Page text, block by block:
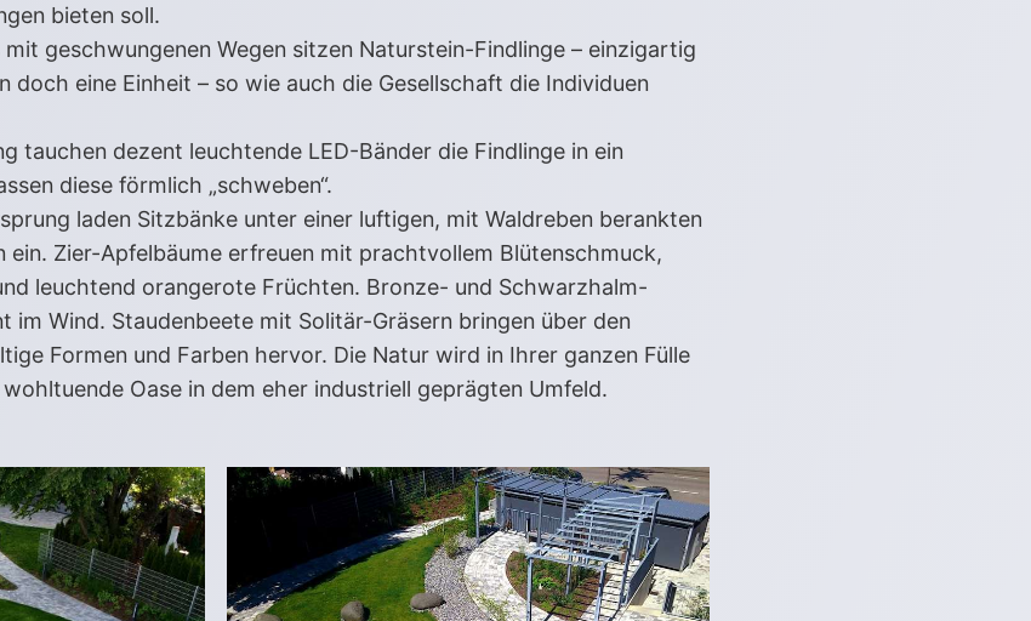
bieten soll.
geschwungenen Wegen sitzen Naturstein-Findlinge – einzigartig
doch eine Einheit – so wie auch die Gesellschaft die Individuen
tauchen dezent leuchtende LED-Bänder die Findlinge in ein
diese förmlich „schweben“.
laden Sitzbänke unter einer luftigen, mit Waldreben berankten
ein. Zier-Apfelbäume erfreuen mit prachtvollem Blütenschmuck,
leuchtend orangerote Früchten. Bronze- und Schwarzhalm-
im Wind. Staudenbeete mit Solitär-Gräsern bringen über den
Formen und Farben hervor. Die Natur wird in Ihrer ganzen Fülle
Oase in dem eher industriell geprägten Umfeld.